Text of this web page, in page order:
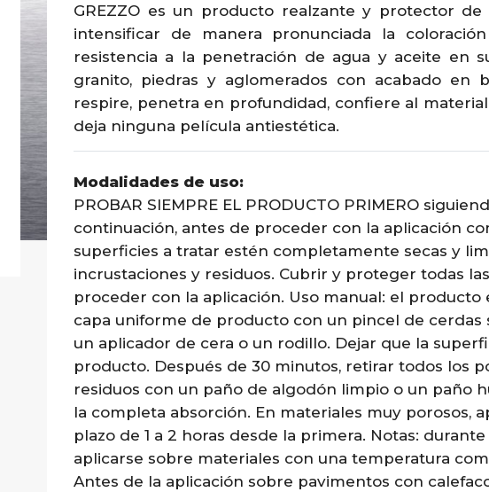
GREZZO es un producto realzante y protector de
intensificar de manera pronunciada la
resistencia a la penetración de agua y aceite en
granito, piedras y aglomerados con acabado en
respire, penetra en profundidad, confiere al
deja ninguna película antiestética.
Modalidades de uso:
PROBAR SIEMPRE EL PRODUCTO PRIMERO
continuación, antes de proceder con la aplicación
superficies a tratar estén completamente secas y
incrustaciones y residuos. Cubrir y proteger todas
proceder con la aplicación. Uso manual: el producto
capa uniforme de producto con un pincel de cerdas
un aplicador de cera o un rodillo. Dejar que la
producto. Después de 30 minutos, retirar todos los
residuos con un paño de algodón limpio o un paño
la completa absorción. En materiales muy porosos,
plazo de 1 a 2 horas desde la primera. Notas:
aplicarse sobre materiales con una temperatura
Antes de la aplicación sobre pavimentos con